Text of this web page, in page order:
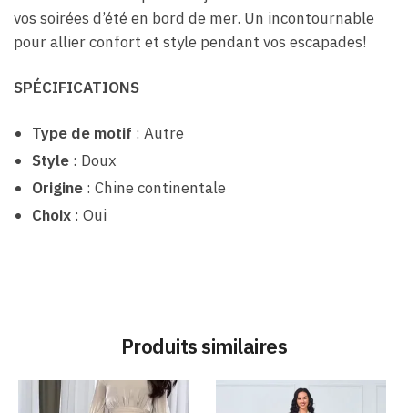
vos soirées d’été en bord de mer. Un incontournable
pour allier confort et style pendant vos escapades!
SPÉCIFICATIONS
Type de motif : Autre
Style : Doux
Origine : Chine continentale
Choix : Oui
Produits similaires